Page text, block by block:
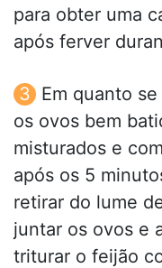
para obter uma
após ferver
Em quanto
os ovos bem
misturados e
após os 5
retirar do lume
juntar os ovos e
triturar o feijão